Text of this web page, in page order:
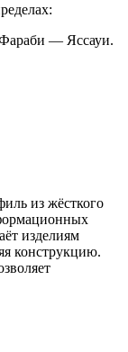
— Яссауи.
из жёсткого
изделиям
конструкцию.